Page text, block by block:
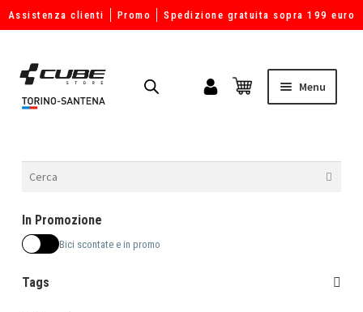
Assistenza clienti Promo Spedizione gratuita sopra 199 euro
Menu
In Promozione
Bici scontate e in promo
Tags